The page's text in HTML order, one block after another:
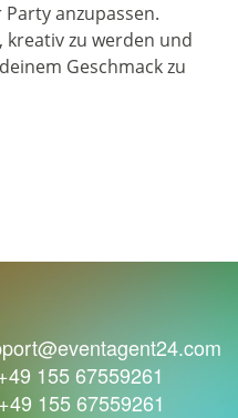
anzupassen.
kreativ zu werden und
Geschmack zu
155 67559261
+49 155 67559261